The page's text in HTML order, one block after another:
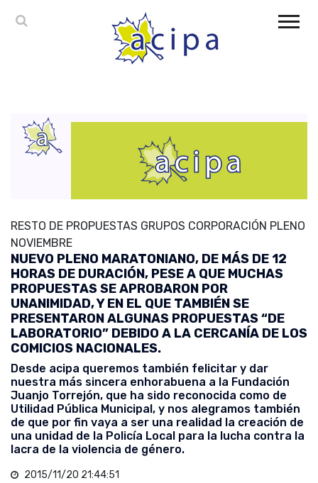
RESTO DE PROPUESTAS GRUPOS CORPORACIÓN PLENO
NOVIEMBRE
NUEVO PLENO MARATONIANO, DE MÁS DE 12
HORAS DE DURACIÓN, PESE A QUE MUCHAS
PROPUESTAS SE APROBARON POR
UNANIMIDAD, Y EN EL QUE TAMBIÉN SE
PRESENTARON ALGUNAS PROPUESTAS “DE
LABORATORIO” DEBIDO A LA CERCANÍA DE LOS
COMICIOS NACIONALES.
Desde acipa queremos también felicitar y dar
nuestra más sincera enhorabuena a la Fundación
Juanjo Torrejón, que ha sido reconocida como de
Utilidad Pública Municipal, y nos alegramos también
de que por fin vaya a ser una realidad la creación de
una unidad de la Policía Local para la lucha contra la
lacra de la violencia de género.
2015/11/20 21:44:51